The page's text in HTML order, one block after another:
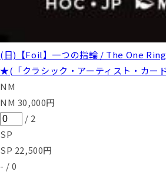
(日)【Foil】一つの指輪 / The One
★(「クラシック・アーティスト・カー
NM
NM 30,000円
/ 2
SP
SP 22,500円
- / 0